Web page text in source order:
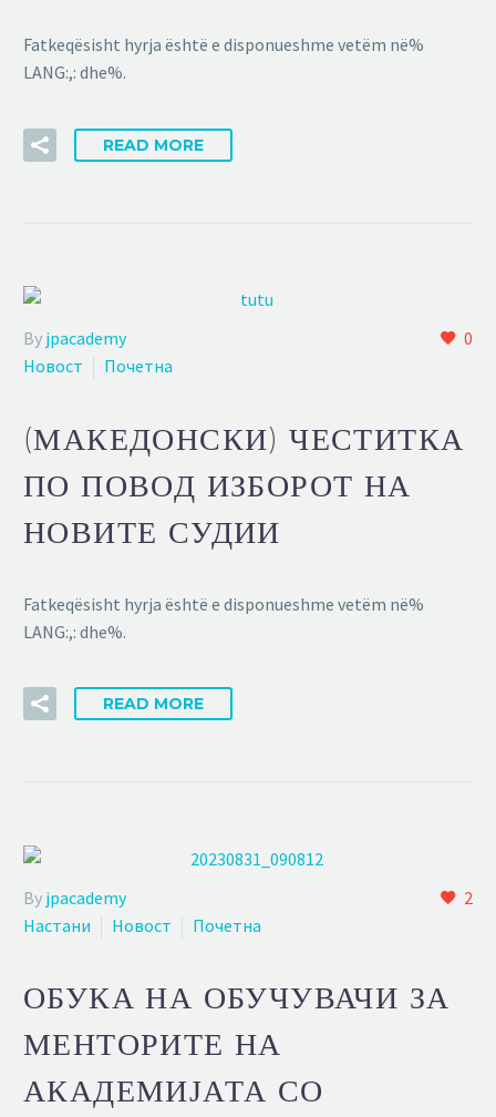
Fatkeqësisht hyrja është e disponueshme vetëm në%
LANG:,: dhe%.
READ MORE
0
By jpacademy
Новост
Почетна
(МАКЕДОНСКИ) ЧЕСТИТКА
ПО ПОВОД ИЗБОРОТ НА
НОВИТЕ СУДИИ
Fatkeqësisht hyrja është e disponueshme vetëm në%
LANG:,: dhe%.
READ MORE
2
By jpacademy
Настани
Новост Почетна
ОБУКА НА ОБУЧУВАЧИ ЗА
МЕНТОРИТЕ НА
АКАДЕМИЈАТА СО